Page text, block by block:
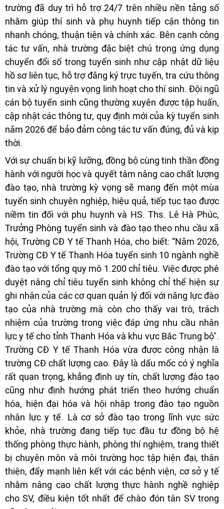
trường đã duy trì hỗ trợ 24/7 trên nhiều nền tảng số
nhằm giúp thí sinh và phụ huynh tiếp cận thông tin
nhanh chóng, thuận tiện và chính xác. Bên cạnh công
tác tư vấn, nhà trường đặc biệt chú trọng ứng dụng
chuyển đổi số trong tuyển sinh như cập nhật dữ liệu
hồ sơ liên tục, hỗ trợ đăng ký trực tuyến, tra cứu thông
tin và xử lý nguyện vọng linh hoạt cho thí sinh. Đội ngũ
cán bộ tuyển sinh cũng thường xuyên được tập huấn,
cập nhật các thông tư, quy định mới của kỳ tuyển sinh
năm 2026 để bảo đảm công tác tư vấn đúng, đủ và kịp
thời.
Với sự chuẩn bị kỹ lưỡng, đồng bộ cùng tinh thần đồng
hành với người học và quyết tâm nâng cao chất lượng
đào tạo, nhà trường kỳ vọng sẽ mang đến một mùa
tuyển sinh chuyên nghiệp, hiệu quả, tiếp tục tạo được
niềm tin đối với phụ huynh và HS. Ths. Lê Hà Phúc,
Trưởng Phòng tuyển sinh và đào tạo theo nhu cầu xã
hội, Trường CĐ Y tế Thanh Hóa, cho biết: “Năm 2026,
Trường CĐ Y tế Thanh Hóa tuyển sinh 10 ngành nghề
đào tạo với tổng quy mô 1.200 chỉ tiêu. Việc được phê
duyệt nâng chỉ tiêu tuyển sinh không chỉ thể hiện sự
ghi nhận của các cơ quan quản lý đối với năng lực đào
tạo của nhà trường mà còn cho thấy vai trò, trách
nhiệm của trường trong việc đáp ứng nhu cầu nhân
lực y tế cho tỉnh Thanh Hóa và khu vực Bắc Trung bộ".
Trường CĐ Y tế Thanh Hóa vừa được công nhận là
trường CĐ chất lượng cao. Đây là dấu mốc có ý nghĩa
rất quan trọng, khẳng định uy tín, chất lượng đào tạo
cũng như định hướng phát triển theo hướng chuẩn
hóa, hiện đại hóa và hội nhập trong đào tạo nguồn
nhân lực y tế. Là cơ sở đào tạo trong lĩnh vực sức
khỏe, nhà trường đang tiếp tục đầu tư đồng bộ hệ
thống phòng thực hành, phòng thí nghiệm, trang thiết
bị chuyên môn và môi trường học tập hiện đại, thân
thiện, đẩy mạnh liên kết với các bệnh viện, cơ sở y tế
nhằm nâng cao chất lượng thực hành nghề nghiệp
cho SV, điều kiện tốt nhất để chào đón tân SV trong